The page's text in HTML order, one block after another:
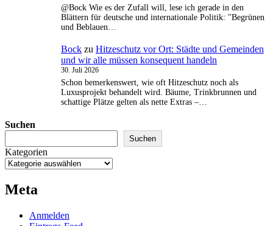
@Bock Wie es der Zufall will, lese ich gerade in den
Blättern für deutsche und internationale Politik: "Begrünen
und Beblauen…
Bock zu Hitzeschutz vor Ort: Städte und Gemeinden
und wir alle müssen konsequent handeln
30. Juli 2026
Schon bemerkenswert, wie oft Hitzeschutz noch als
Luxusprojekt behandelt wird. Bäume, Trinkbrunnen und
schattige Plätze gelten als nette Extras –…
Suchen
Suchen
Kategorien
Meta
Anmelden